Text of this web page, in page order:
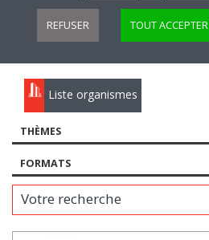
REFUSER TOUT ACCEPTER
Liste organismes
THÈMES
FORMATS
Votre recherche